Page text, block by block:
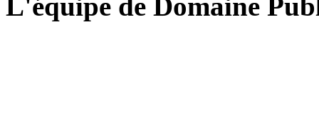
L'équipe de Domaine